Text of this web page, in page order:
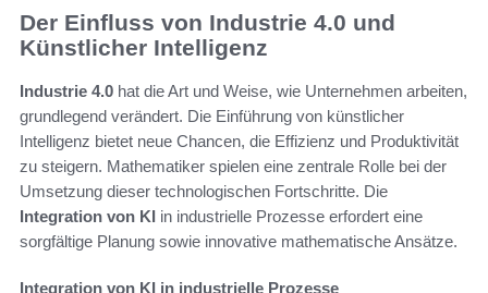
Der Einfluss von Industrie 4.0 und
Künstlicher Intelligenz
Industrie 4.0 hat die Art und Weise, wie Unternehmen arbeiten,
grundlegend verändert. Die Einführung von künstlicher
Intelligenz bietet neue Chancen, die Effizienz und Produktivität
zu steigern. Mathematiker spielen eine zentrale Rolle bei der
Umsetzung dieser technologischen Fortschritte. Die
Integration von KI in industrielle Prozesse erfordert eine
sorgfältige Planung sowie innovative mathematische Ansätze.
Integration von KI in industrielle Prozesse